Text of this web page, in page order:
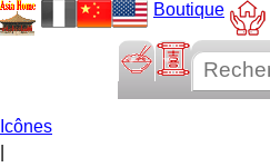
Boutique
Icônes